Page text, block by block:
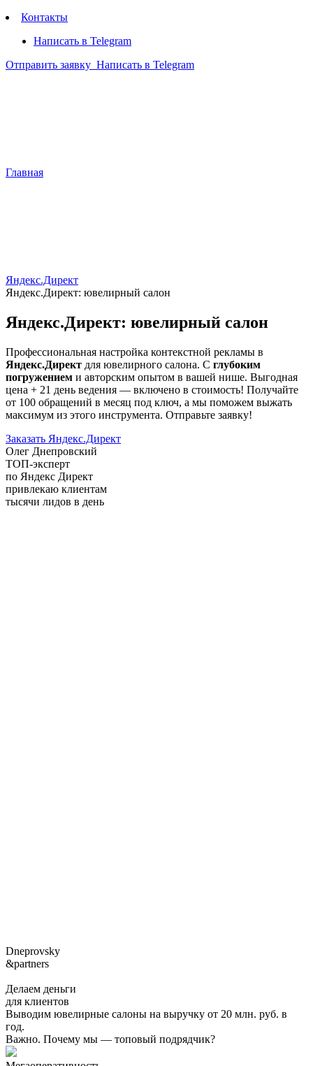
Контакты
Написать в Telegram
Отправить заявку Написать в Telegram
Главная
Яндекс.Директ
Яндекс.Директ: ювелирный салон
Яндекс.Директ: ювелирный салон
Профессиональная настройка контекстной рекламы в
Яндекс.Директ для ювелирного салона. С глубоким
погружением и авторским опытом в вашей нише. Выгодная
цена + 21 день ведения — включено в стоимость! Получайте
от 100 обращений в месяц под ключ, а мы поможем выжать
максимум из этого инструмента. Отправьте заявку!
Заказать Яндекс.Директ
Олег Днепровский
ТОП-эксперт
по Яндекс Директ
привлекаю клиентам
тысячи лидов в день
Dneprovsky
&partners
Делаем деньги
для клиентов
Выводим ювелирные салоны на выручку от 20 млн. руб. в
год.
Важно. Почему мы — топовый подрядчик?